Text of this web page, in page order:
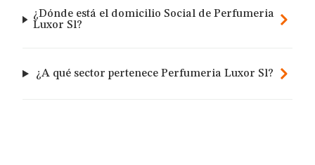
¿Dónde está el domicilio Social de Perfumeria
Luxor Sl?
¿A qué sector pertenece Perfumeria Luxor Sl?